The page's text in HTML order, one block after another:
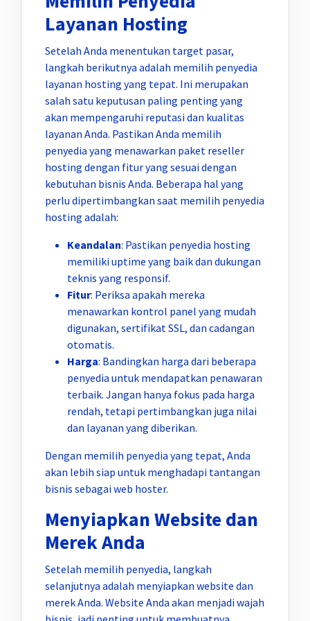
Layanan Hosting
Setelah Anda menentukan target pasar,
langkah berikutnya adalah memilih penyedia
layanan hosting yang tepat. Ini merupakan
salah satu keputusan paling penting yang
akan mempengaruhi reputasi dan kualitas
layanan Anda. Pastikan Anda memilih
penyedia yang menawarkan paket reseller
hosting dengan fitur yang sesuai dengan
kebutuhan bisnis Anda. Beberapa hal yang
perlu dipertimbangkan saat memilih penyedia
hosting adalah:
Keandalan: Pastikan penyedia hosting
memiliki uptime yang baik dan dukungan
teknis yang responsif.
Fitur: Periksa apakah mereka
menawarkan kontrol panel yang mudah
digunakan, sertifikat SSL, dan cadangan
otomatis.
Harga: Bandingkan harga dari beberapa
penyedia untuk mendapatkan penawaran
terbaik. Jangan hanya fokus pada harga
rendah, tetapi pertimbangkan juga nilai
dan layanan yang diberikan.
Dengan memilih penyedia yang tepat, Anda
akan lebih siap untuk menghadapi tantangan
bisnis sebagai web hoster.
Menyiapkan Website dan
Merek Anda
Setelah memilih penyedia, langkah
selanjutnya adalah menyiapkan website dan
merek Anda. Website Anda akan menjadi wajah